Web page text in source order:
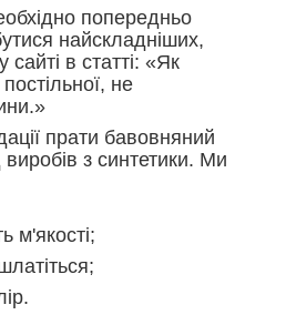
попередньо
найскладніших,
в статті: «Як
не
прати бавовняний
з синтетики. Ми
м'якості;